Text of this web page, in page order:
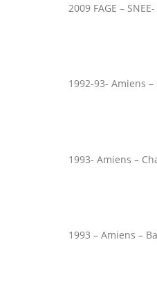
2009 FAGE –
1992-93- Amiens
1993- Amiens –
1993 – Amiens –